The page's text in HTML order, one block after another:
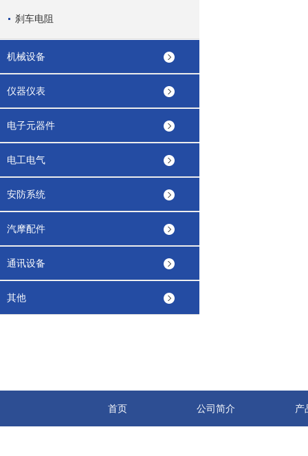
刹车电阻
机械设备
仪器仪表
电子元器件
电工电气
安防系统
汽摩配件
通讯设备
其他
首页 公司简介 产